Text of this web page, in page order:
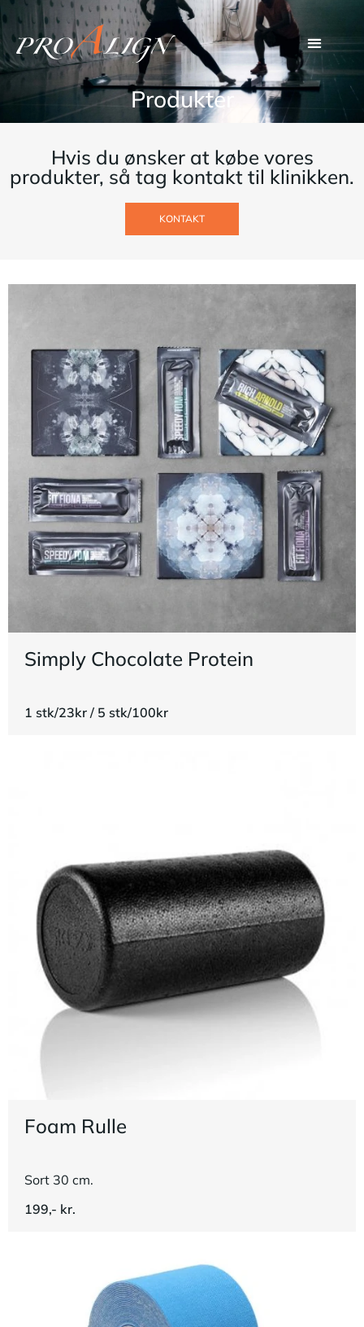
Produkter
Hvis du ønsker at købe vores
produkter, så tag kontakt til klinikken.
KONTAKT
Simply Chocolate Protein
1 stk/23kr / 5 stk/100kr
Foam Rulle
Sort 30 cm.
199,- kr.